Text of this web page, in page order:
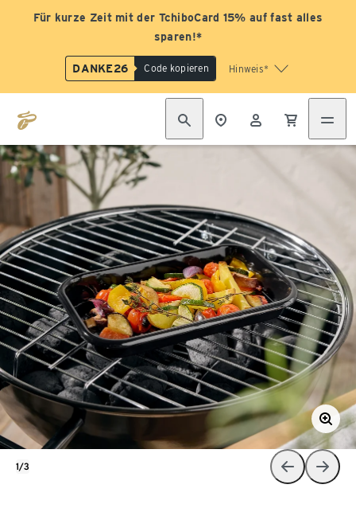
Für kurze Zeit mit der TchiboCard 15% auf fast alles
sparen!*
DANKE26 Code kopieren Hinweis*
1/3